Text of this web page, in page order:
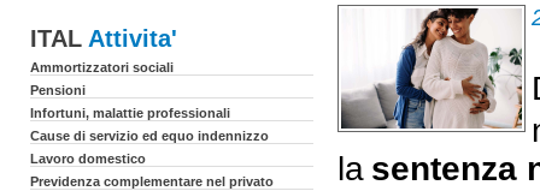
ITAL Attivita'
Ammortizzatori sociali
Pensioni
Infortuni, malattie professionali
Cause di servizio ed equo indennizzo
Lavoro domestico
Previdenza complementare nel privato
la sentenza